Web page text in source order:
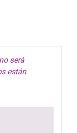
será
están